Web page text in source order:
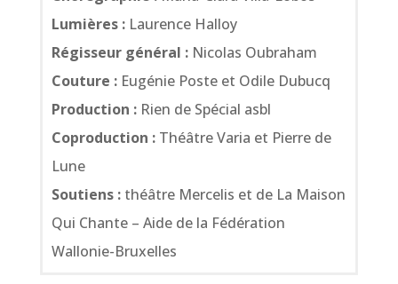
Lumières :Laurence Halloy
Régisseur général :Nicolas Oubraham
Couture :Eugénie Poste et Odile Dubucq
Production :Rien de Spécial asbl
Coproduction :Théâtre Varia et Pierre de
Lune
Soutiens :théâtre Mercelis et de La Maison
Qui Chante – Aide de la Fédération
Wallonie-Bruxelles